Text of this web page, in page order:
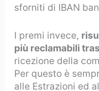
sforniti di IBAN
I premi invece,
più reclamabili
ricezione della
Per questo è
alle Estrazioni ed